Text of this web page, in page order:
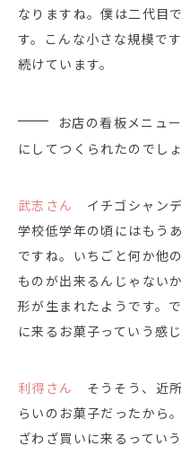
なりますね。僕は二代目
す。こんな小さな規模で
続けています。
お店の看板メニュ
にしてつくられたのでし
武志さん
イチゴシャン
学校低学年の頃にはもう
ですね。いちごと何か他
ものが出来るんじゃない
形が生まれたようです。
に来るお菓子っていう感
利得さん
そうそう、近
らいのお菓子だったから
ざわざ買いに来るってい